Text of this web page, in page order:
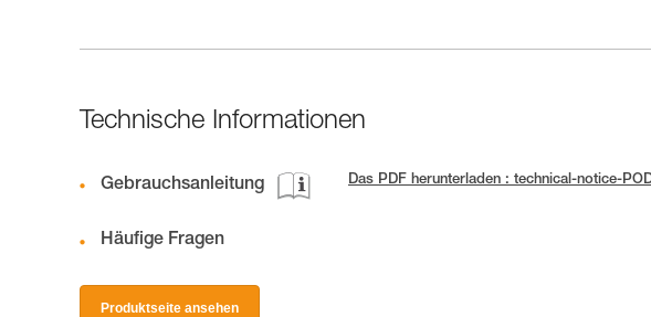
Technische Informationen
Gebrauchsanleitung Das PDF herunterladen : technical-notice-
Häufige Fragen
Produktseite ansehen